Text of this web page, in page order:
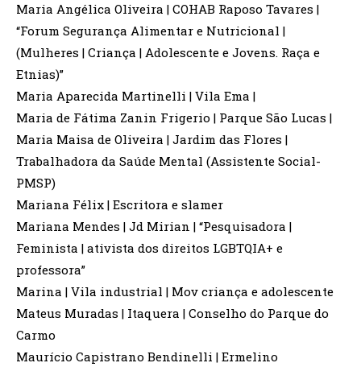
Maria Angélica Oliveira | COHAB Raposo Tavares |
“Forum Segurança Alimentar e Nutricional |
(Mulheres | Criança | Adolescente e Jovens. Raça e
Etnias)”
Maria Aparecida Martinelli | Vila Ema |
Maria de Fátima Zanin Frigerio | Parque São Lucas |
Maria Maisa de Oliveira | Jardim das Flores |
Trabalhadora da Saúde Mental (Assistente Social-
PMSP)
Mariana Félix | Escritora e slamer
Mariana Mendes | Jd Mirian | “Pesquisadora |
Feminista | ativista dos direitos LGBTQIA+ e
professora”
Marina | Vila industrial | Mov criança e adolescente
Mateus Muradas | Itaquera | Conselho do Parque do
Carmo
Maurício Capistrano Bendinelli | Ermelino